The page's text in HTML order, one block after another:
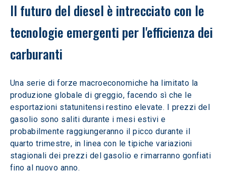
Il futuro del diesel è intrecciato con le
tecnologie emergenti per l'efficienza dei
carburanti
Una serie di forze macroeconomiche ha limitato la
produzione globale di greggio, facendo sì che le
esportazioni statunitensi restino elevate. I prezzi del
gasolio sono saliti durante i mesi estivi e
probabilmente raggiungeranno il picco durante il
quarto trimestre, in linea con le tipiche variazioni
stagionali dei prezzi del gasolio e rimarranno gonfiati
fino al nuovo anno.